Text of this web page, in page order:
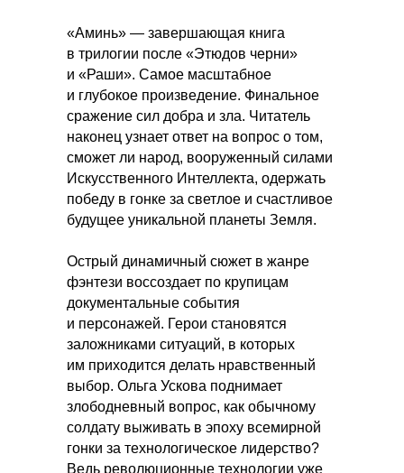
«Аминь» — завершающая книга
в трилогии после «Этюдов черни»
и «Раши». Самое масштабное
и глубокое произведение. Финальное
сражение сил добра и зла. Читатель
наконец узнает ответ на вопрос о том,
сможет ли народ, вооруженный силами
Искусственного Интеллекта, одержать
победу в гонке за светлое и счастливое
будущее уникальной планеты Земля.
Острый динамичный сюжет в жанре
фэнтези воссоздает по крупицам
документальные события
и персонажей. Герои становятся
заложниками ситуаций, в которых
им приходится делать нравственный
выбор. Ольга Ускова поднимает
злободневный вопрос, как обычному
солдату выживать в эпоху всемирной
гонки за технологическое лидерство?
Ведь революционные технологии уже